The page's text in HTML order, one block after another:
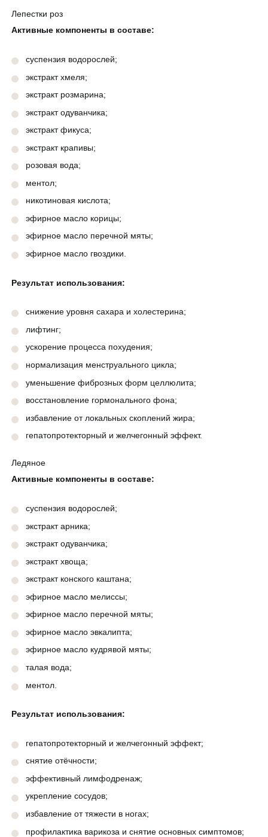
Лепестки роз
Активные компоненты в составе:
суспензия водорослей;
экстракт хмеля;
экстракт розмарина;
экстракт одуванчика;
экстракт фикуса;
экстракт крапивы;
розовая вода;
ментол;
никотиновая кислота;
эфирное масло корицы;
эфирное масло перечной мяты;
эфирное масло гвоздики.
Результат использования:
снижение уровня сахара и холестерина;
лифтинг;
ускорение процесса похудения;
нормализация менструального цикла;
уменьшение фиброзных форм целлюлита;
восстановление гормонального фона;
избавление от локальных скоплений жира;
гепатопротекторный и желчегонный эффект.
Ледяное
Активные компоненты в составе:
суспензия водорослей;
экстракт арника;
экстракт одуванчика;
экстракт хвоща;
экстракт конского каштана;
эфирное масло мелиссы;
эфирное масло перечной мяты;
эфирное масло эвкалипта;
эфирное масло кудрявой мяты;
талая вода;
ментол.
Результат использования:
гепатопротекторный и желчегонный эффект;
снятие отёчности;
эффективный лимфодренаж;
укрепление сосудов;
избавление от тяжести в ногах;
профилактика варикоза и снятие основных симптомов;